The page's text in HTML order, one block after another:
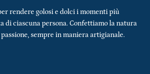
rendere golosi e dolci i momenti più
di ciascuna persona. Confettiamo la natura
sempre in maniera artigianale.